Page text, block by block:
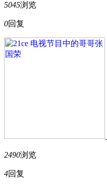
5045浏览
0回复
2490浏览
4回复